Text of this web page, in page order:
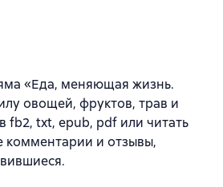
«Еда, меняющая жизнь.
овощей, фруктов, трав и
fb2, txt, epub, pdf или читать
комментарии и отзывы,